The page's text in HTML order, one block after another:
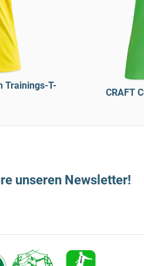
Trainings-T-
CRAFT
unseren Newsletter!